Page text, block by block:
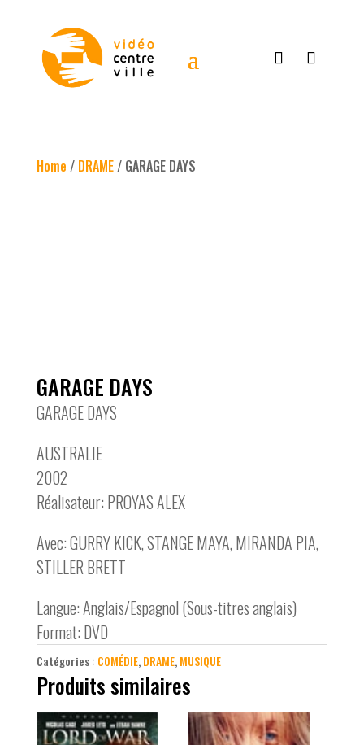
Home / DRAME/ GARAGE DAYS
GARAGE DAYS
GARAGE DAYS
AUSTRALIE
2002
Réalisateur: PROYAS ALEX
Avec: GURRY KICK, STANGE MAYA, MIRANDA PIA,
STILLER BRETT
Langue: Anglais/Espagnol (Sous-titres anglais)
Format: DVD
Catégories : COMÉDIE,DRAME,MUSIQUE
Produits similaires